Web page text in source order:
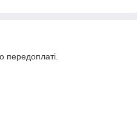
передоплаті.